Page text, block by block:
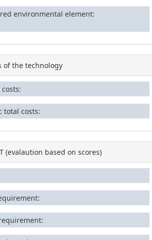
environmental element
of the technology
total costs
(evalaution based on scores)